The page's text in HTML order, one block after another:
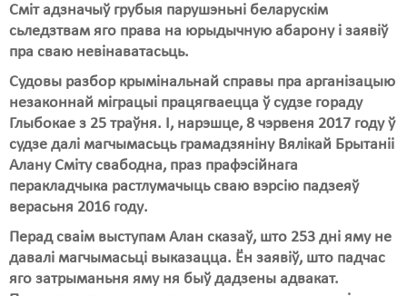
Сміт адзначыў грубыя парушэньні беларускім
сьледзтвам яго права на юрыдычную абарону і заявіў
пра сваю невінаватасьць.
Судовы разбор крымінальнай справы пра арганізацыю
незаконнай міграцыі працягваецца ў судзе гораду
Глыбокае з 25 траўня. І, нарэшце, 8 чэрвеня 2017 году ў
судзе далі магчымасьць грамадзяніну Вялікай Брытаніі
Алану Сміту свабодна, праз прафэсійнага
перакладчыка растлумачыць сваю вэрсію падзеяў
верасьня 2016 году.
Перад сваім выступам Алан сказаў, што 253 дні яму не
давалі магчымасьці выказацца. Ён заявіў, што падчас
яго затрыманьня яму ня быў дадзены адвакат.
Правы дзіцяці
Распальваньне варожасьці
Рознае
Свабода слова
Свабода сумленьня
Суд
Сьмяротнае пакараньне